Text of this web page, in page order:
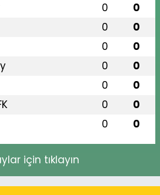
0 0
0 0
0 0
0 0
0 0
0 0
0 0
için tıklayın